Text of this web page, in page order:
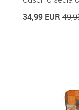
34,99 EUR